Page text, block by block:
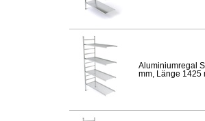
Aluminiumregal
mm, Länge 1425